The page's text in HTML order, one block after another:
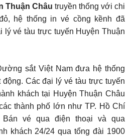
Thuận Châu truyền thống với chi
hệ thống in vé cồng kềnh đã
vé tàu trực tuyến Huyện Thuận
sắt Việt Nam đưa hệ thống
Các đại lý vé tàu trực tuyến
khách tại Huyện Thuận Châu
thành phố lớn như TP. Hồ Chí
vé qua điện thoại và qua
khách 24/24 qua tổng đài 1900